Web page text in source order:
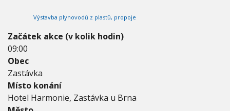
E
3
-
1
5
.
0
2
.
Výstavba plynovodů z plastů, propoje
Začátek akce (v kolik hodin)
09:00
Obec
Zastávka
Místo konání
Hotel Harmonie, Zastávka u Brna